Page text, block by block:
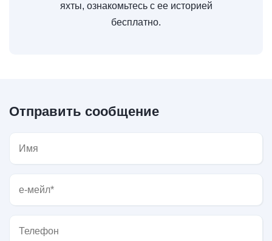
яхты, ознакомьтесь с ее историей
бесплатно.
Отправить сообщение